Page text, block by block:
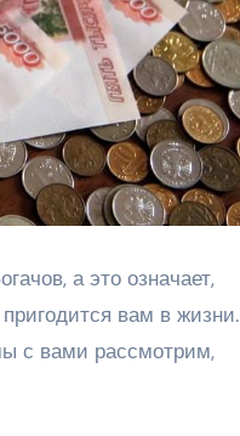
а это означает,
вам в жизни.
с вами рассмотрим,